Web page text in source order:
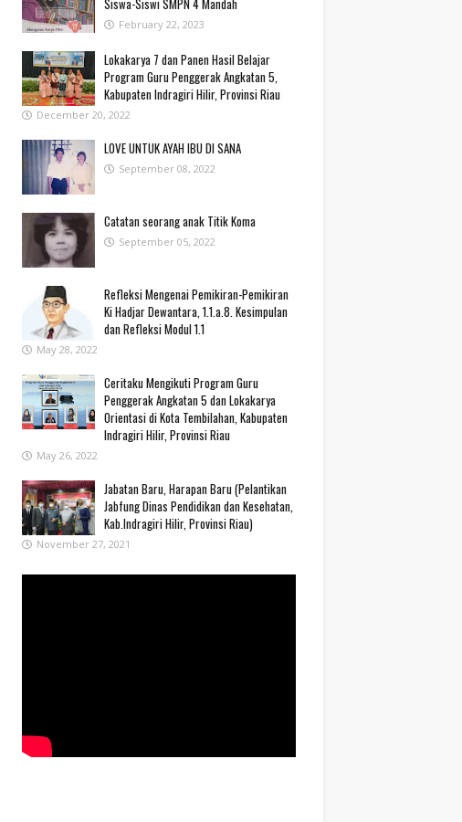
Siswa-Siswi SMPN 4 Mandah
February 22, 2023
Lokakarya 7 dan Panen Hasil Belajar
Program Guru Penggerak Angkatan 5,
Kabupaten Indragiri Hilir, Provinsi Riau
December 20, 2022
LOVE UNTUK AYAH IBU DI SANA
September 08, 2022
Catatan seorang anak Titik Koma
September 05, 2022
Refleksi Mengenai Pemikiran-Pemikiran
Ki Hadjar Dewantara, 1.1.a.8. Kesimpulan
dan Refleksi Modul 1.1
May 28, 2022
Ceritaku Mengikuti Program Guru
Penggerak Angkatan 5 dan Lokakarya
Orientasi di Kota Tembilahan, Kabupaten
Indragiri Hilir, Provinsi Riau
May 26, 2022
Jabatan Baru, Harapan Baru (Pelantikan
Jabfung Dinas Pendidikan dan Kesehatan,
Kab.Indragiri Hilir, Provinsi Riau)
November 27, 2021